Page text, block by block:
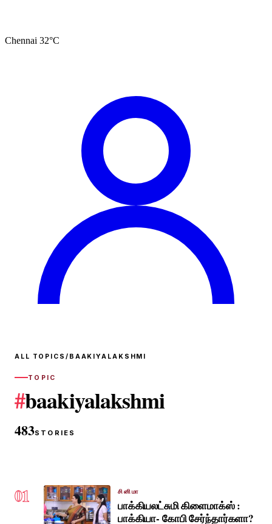
Chennai 32°C
ALL TOPICS / BAAKIYALAKSHMI
TOPIC
#baakiyalakshmi
483STORIES
01 சினிமா
பாக்கியலட்சுமி கிளைமாக்ஸ் :
பாக்கியா- கோபி சேர்ந்தார்களா?